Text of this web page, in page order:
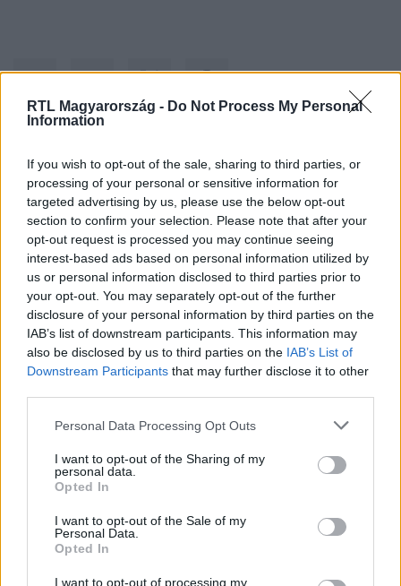
RTL Magyarország - Do Not Process My Personal
Information
If you wish to opt-out of the sale, sharing to third parties, or
processing of your personal or sensitive information for
targeted advertising by us, please use the below opt-out
section to confirm your selection. Please note that after your
opt-out request is processed you may continue seeing
interest-based ads based on personal information utilized by
us or personal information disclosed to third parties prior to
your opt-out. You may separately opt-out of the further
disclosure of your personal information by third parties on the
IAB’s list of downstream participants. This information may
also be disclosed by us to third parties on the IAB’s List of
Downstream Participants that may further disclose it to other
Please note that this website/app uses one or more Google
not limited to your visit or usage behaviour. You may click to
grant or deny consent to Google and its third-party tags to
use your data for below specified purposes in below Google
consent section.
Personal Data Processing Opt Outs
I want to opt-out of the Sharing of my
personal data.
Opted In
I want to opt-out of the Sale of my
Personal Data.
Opted In
I want to opt-out of processing my
Kövess minket, és értesülj a friss hírekről a
Facebookon is!
Követem
#BELFÖLD #PINTÉR SÁNDOR #KÖZNEVELÉS
Népszerű